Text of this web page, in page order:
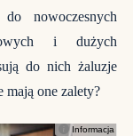
nowoczesnych
i dużych
do nich żaluzje
mają one zalety?